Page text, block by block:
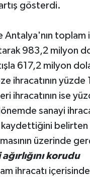
gösterdi.
toplam
983,2 milyon
617,2 milyon
ihracatının
ihracatının ise
sanayi
kaydettiğini
üzerinde
korudu
ihracatı